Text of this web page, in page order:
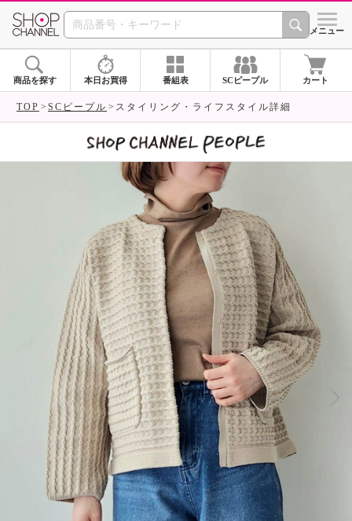
SHOP CHANNEL シメニュー
商品を探す 本日お買得 番組表 SCピープル カート
TOP SCピープル スタイリング・ライフスタイル詳細